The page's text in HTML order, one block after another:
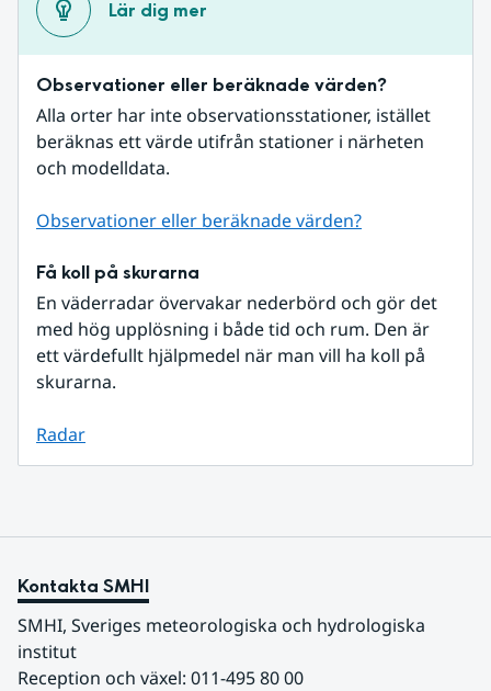
Lär dig mer
Observationer eller beräknade värden?
Alla orter har inte observationsstationer, istället
beräknas ett värde utifrån stationer i närheten
och modelldata.
Observationer eller beräknade värden?
Få koll på skurarna
En väderradar övervakar nederbörd och gör det
med hög upplösning i både tid och rum. Den är
ett värdefullt hjälpmedel när man vill ha koll på
skurarna.
Radar
Kontakta SMHI
SMHI, Sveriges meteorologiska och hydrologiska
institut
Reception och växel: 011-495 80 00